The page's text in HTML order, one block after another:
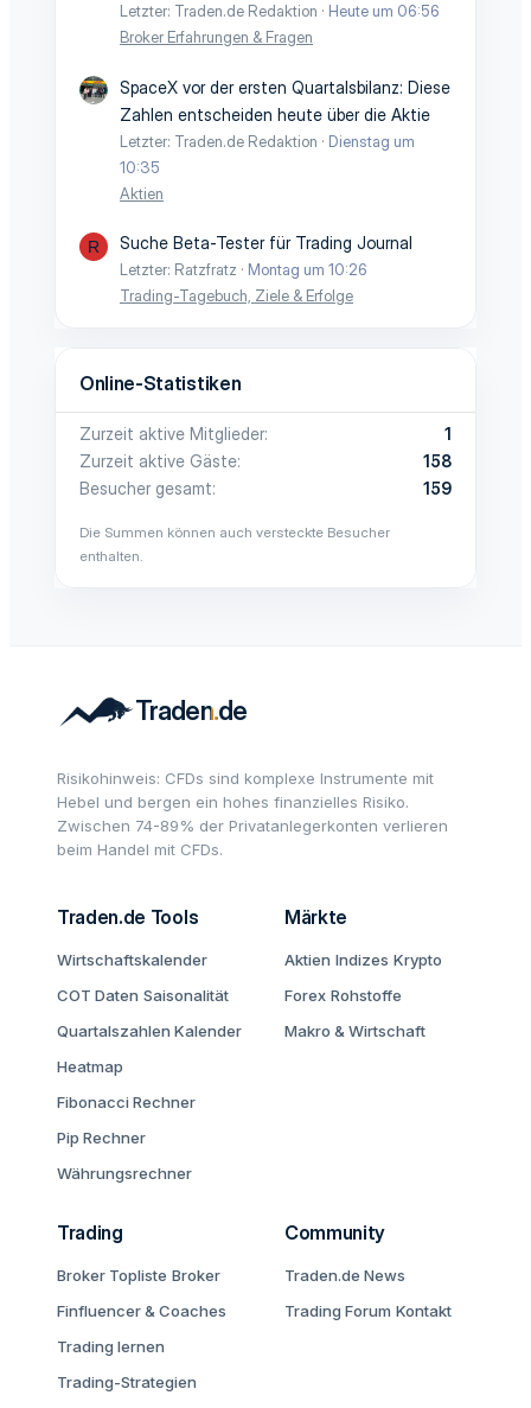
Letzter: Traden.de Redaktion
Heute um 06:56
Broker Erfahrungen & Fragen
SpaceX vor der ersten Quartalsbilanz: Diese
Zahlen entscheiden heute über die Aktie
Letzter: Traden.de Redaktion
Dienstag um
10:35
Aktien
R Suche Beta-Tester für Trading Journal
Letzter: Ratzfratz
Montag um 10:26
Trading-Tagebuch, Ziele & Erfolge
Online-Statistiken
Zurzeit aktive Mitglieder
1
Zurzeit aktive Gäste
158
Besucher gesamt
159
Die Summen können auch versteckte Besucher
enthalten.
Risikohinweis: CFDs sind komplexe Instrumente mit
Hebel und bergen ein hohes finanzielles Risiko.
Zwischen 74-89% der Privatanlegerkonten verlieren
beim Handel mit CFDs.
Traden.de Tools
Wirtschaftskalender
COT Daten Saisonalität
Quartalszahlen Kalender
Heatmap
Fibonacci Rechner
Pip Rechner
Währungsrechner
Märkte
Aktien Indizes Krypto
Forex Rohstoffe
Makro & Wirtschaft
Trading
Broker Topliste Broker
Finfluencer & Coaches
Trading lernen
Trading-Strategien
Community
Traden.de News
Trading Forum Kontakt